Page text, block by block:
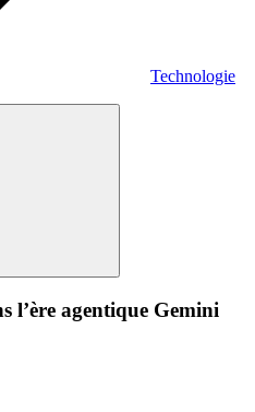
Technologie
l’ère agentique Gemini